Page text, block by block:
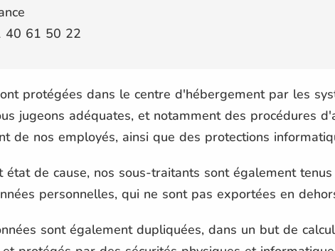
40 61 50 22
protégées dans le centre d'hébergement par les
jugeons adéquates, et notamment des procédures
de nos employés, ainsi que des protections
état de cause, nos sous-traitants sont également
personnelles, qui ne sont pas exportées en
sont également dupliquées, dans un but de